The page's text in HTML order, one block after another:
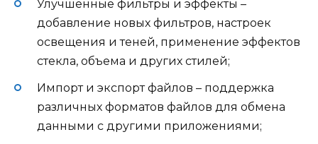
Улучшенные фильтры и эффекты –
добавление новых фильтров, настроек
освещения и теней, применение эффектов
стекла, объема и других стилей;
Импорт и экспорт файлов – поддержка
различных форматов файлов для обмена
данными с другими приложениями;